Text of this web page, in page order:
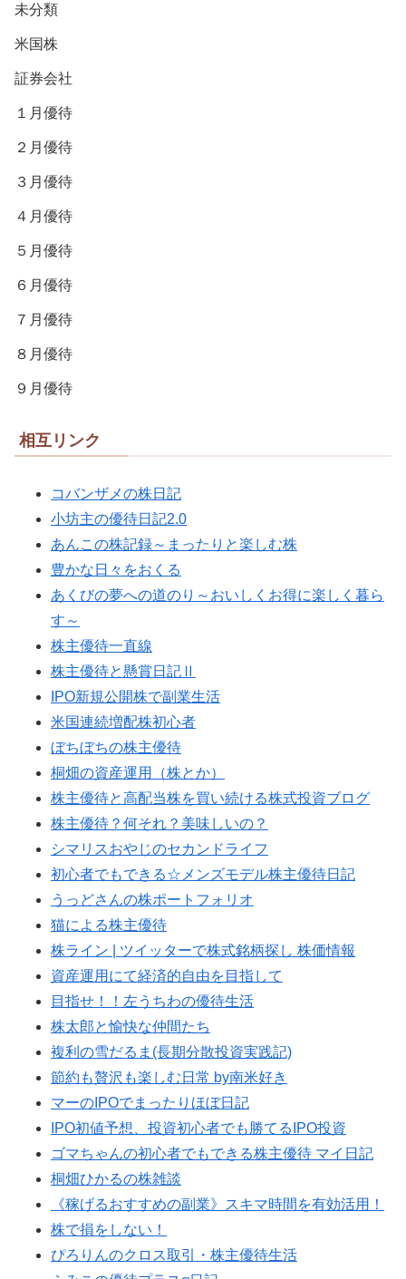
未分類
米国株
証券会社
１月優待
２月優待
３月優待
４月優待
５月優待
６月優待
７月優待
８月優待
９月優待
相互リンク
コバンザメの株日記
小坊主の優待日記2.0
あんこの株記録～まったりと楽しむ株
豊かな日々をおくる
あくびの夢への道のり～おいしくお得に楽しく暮ら
す～
株主優待一直線
株主優待と懸賞日記Ⅱ
IPO新規公開株で副業生活
米国連続増配株初心者
ぼちぼちの株主優待
桐畑の資産運用（株とか）
株主優待と高配当株を買い続ける株式投資ブログ
株主優待？何それ？美味しいの？
シマリスおやじのセカンドライフ
初心者でもできる☆メンズモデル株主優待日記
うっどさんの株ポートフォリオ
猫による株主優待
株ライン | ツイッターで株式銘柄探し 株価情報
資産運用にて経済的自由を目指して
目指せ！！左うちわの優待生活
株太郎と愉快な仲間たち
複利の雪だるま(長期分散投資実践記)
節約も贅沢も楽しむ日常 by南米好き
マーのIPOでまったりほぼ日記
IPO初値予想、投資初心者でも勝てるIPO投資
ゴマちゃんの初心者でもできる株主優待 マイ日記
桐畑ひかるの株雑談
《稼げるおすすめの副業》スキマ時間を有効活用！
株で損をしない！
ぴろりんのクロス取引・株主優待生活